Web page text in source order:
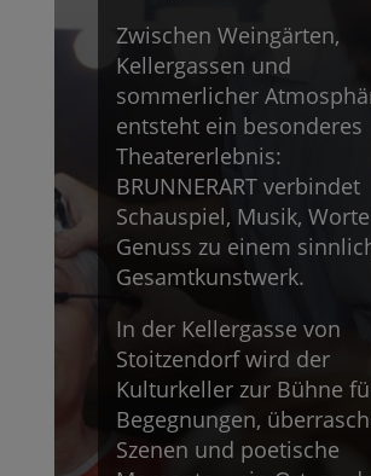
Zwischen Weingärten,
Kellergassen und
sommerlicher
entsteht ein besonderes
Theatererlebnis:
BRUNNERART verbindet
Schauspiel, Musik,
Genuss zu einem
Gesamtkunstwerk.
In der Kellergasse von
Stoitzendorf wird der
Kulturkeller zur Bühne
Begegnungen,
Szenen und poetische